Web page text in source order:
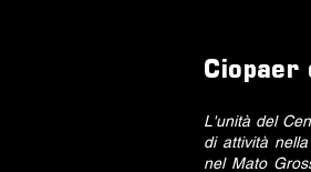
L'unità del
di attività
nel Mato